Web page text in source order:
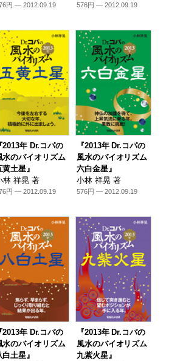
円 — 2012.09.19 576円 — 2012.09.19
『2013年 Dr.コパの
水のバイオリズム
黄土星』
林 祥晃 著
円 — 2012.09.19
『2013年 Dr.コパの
風水のバイオリズム
六白金星』
小林 祥晃 著
576円 — 2012.09.19
『2013年 Dr.コパの
水のバイオリズム
白土星』
『2013年 Dr.コパの
風水のバイオリズム
九紫火星』